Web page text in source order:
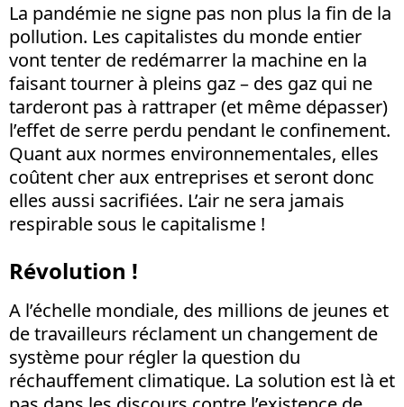
La pandémie ne signe pas non plus la fin de la
pollution. Les capitalistes du monde entier
vont tenter de redémarrer la machine en la
faisant tourner à pleins gaz – des gaz qui ne
tarderont pas à rattraper (et même dépasser)
l’effet de serre perdu pendant le confinement.
Quant aux normes environnementales, elles
coûtent cher aux entreprises et seront donc
elles aussi sacrifiées. L’air ne sera jamais
respirable sous le capitalisme !
Révolution !
A l’échelle mondiale, des millions de jeunes et
de travailleurs réclament un changement de
système pour régler la question du
réchauffement climatique. La solution est là et